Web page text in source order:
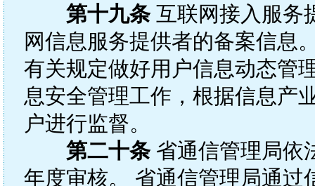
第十九条互联网接入服务
网信息服务提供者的备案信息
有关规定做好用户信息动态管
息安全管理工作，根据信息产
户进行监督。
第二十条省通信管理局依
年度审核。 省通信管理局通过